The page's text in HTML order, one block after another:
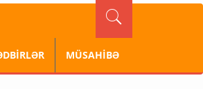
MÜSAHİBƏ